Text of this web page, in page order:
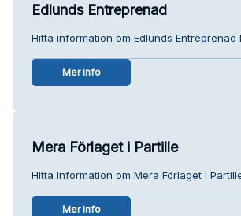
Edlunds Entreprenad
Hitta information om Edlunds Entreprenad
Mer info
Mera Förlaget i Partille
Hitta information om Mera Förlaget i
Mer info